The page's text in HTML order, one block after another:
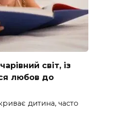
світ, із
любов до
дитина, часто